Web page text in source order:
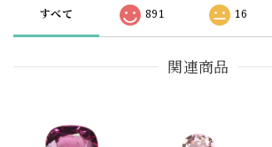
すべて 891 16
関連商品